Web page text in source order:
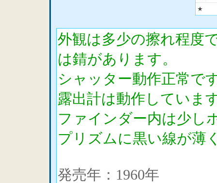
外観は多少の擦れ程度
は錆があります。
シャッター動作正常で
露出計は動作していま
ファインダー内は少し
プリズムに黒い線が薄
発売年：1960年